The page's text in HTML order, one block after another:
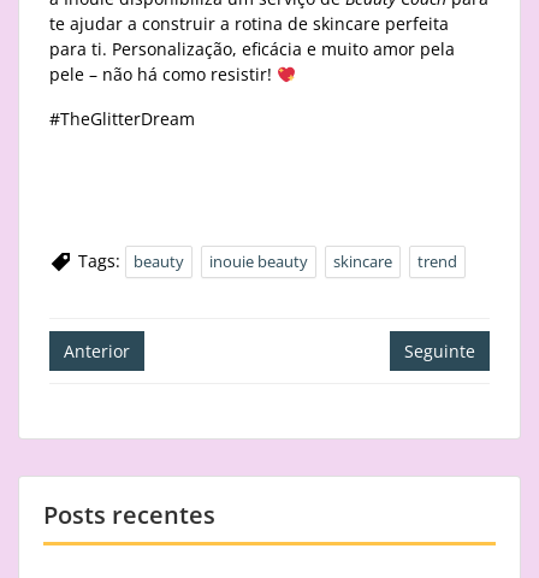
te ajudar a construir a rotina de skincare perfeita
para ti. Personalização, eficácia e muito amor pela
pele – não há como resistir!
#TheGlitterDream
Tags: beauty inouie beauty skincare trend
Navegação
de
Anterior Seguinte
Posts recentes